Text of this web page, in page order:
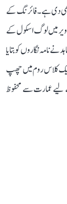
بھی دی ہے۔ فائرنگ کے
میں لوگ اسکول کے
نامہ نگاروں کو بتایا
کلاس روم میں چھپ
لیے عمارت سے محفوظ